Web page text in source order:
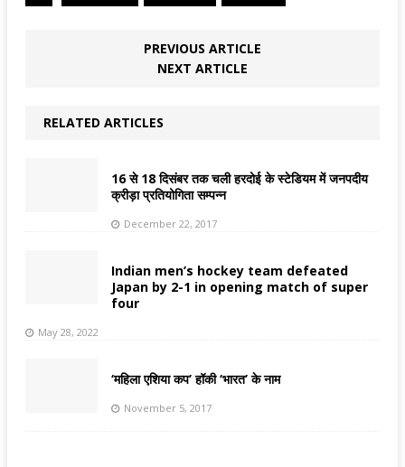
PREVIOUS ARTICLE
NEXT ARTICLE
RELATED ARTICLES
16 से 18 दिसंबर तक चली हरदोई के स्टेडियम में जनपदीय
क्रीड़ा प्रतियोगिता सम्पन्न
December 22, 2017
Indian men’s hockey team defeated
Japan by 2-1 in opening match of super
four
May 28, 2022
‘महिला एशिया कप’ हॉकी ‘भारत’ के नाम
November 5, 2017